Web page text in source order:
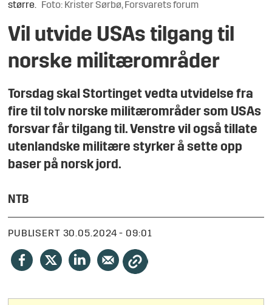
større.
Foto: Krister Sørbø, Forsvarets forum
Vil utvide USAs tilgang til
norske militærområder
Torsdag skal Stortinget vedta utvidelse fra
fire til tolv norske militærområder som USAs
forsvar får tilgang til. Venstre vil også tillate
utenlandske militære styrker å sette opp
baser på norsk jord.
NTB
PUBLISERT 30.05.2024 - 09:01